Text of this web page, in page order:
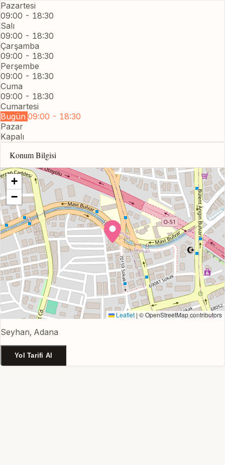
Pazartesi
09:00 - 18:30
Salı
09:00 - 18:30
Çarşamba
09:00 - 18:30
Perşembe
09:00 - 18:30
Cuma
09:00 - 18:30
Cumartesi
Bugün 09:00 - 18:30
Pazar
Kapalı
Konum Bilgisi
+
−
Leaflet | © OpenStreetMap contributors
Seyhan, Adana
Yol Tarifi Al